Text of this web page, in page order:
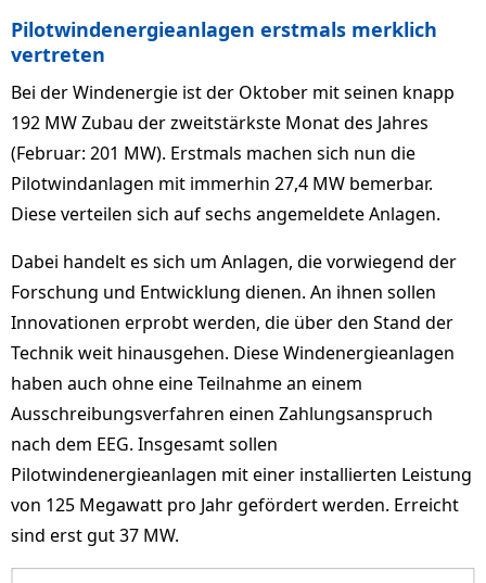
Pilotwindenergieanlagen erstmals merklich
vertreten
Bei der Windenergie ist der Oktober mit seinen knapp
192 MW Zubau der zweitstärkste Monat des Jahres
(Februar: 201 MW). Erstmals machen sich nun die
Pilotwindanlagen mit immerhin 27,4 MW bemerbar.
Diese verteilen sich auf sechs angemeldete Anlagen.
Dabei handelt es sich um Anlagen, die vorwiegend der
Forschung und Entwicklung dienen. An ihnen sollen
Innovationen erprobt werden, die über den Stand der
Technik weit hinausgehen. Diese Windenergieanlagen
haben auch ohne eine Teilnahme an einem
Ausschreibungsverfahren einen Zahlungsanspruch
nach dem EEG. Insgesamt sollen
Pilotwindenergieanlagen mit einer installierten Leistung
von 125 Megawatt pro Jahr gefördert werden. Erreicht
sind erst gut 37 MW.